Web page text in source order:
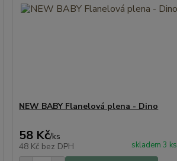
NEW BABY Flanelová plena - Dino
58 Kč/ks
48 Kč bez DPH skladem 3 ks